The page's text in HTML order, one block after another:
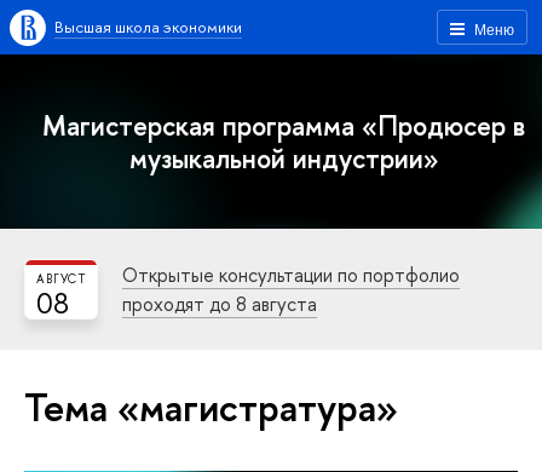
Меню
Высшая школа экономики
Магистерская программа «Продюсер в
музыкальной индустрии»
08
АВГУСТ
Открытые консультации по портфолио
проходят до 8 августа
Тема «магистратура»